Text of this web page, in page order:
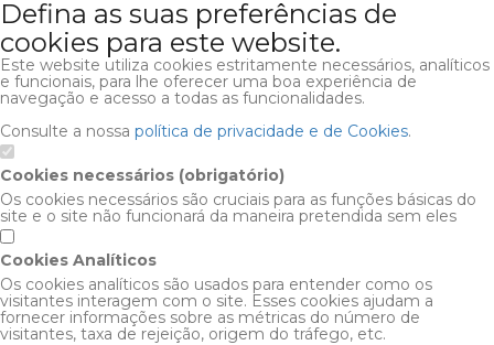
Defina as suas preferências de
cookies para este website.
Este website utiliza cookies estritamente necessários, analíticos
e funcionais, para lhe oferecer uma boa experiência de
navegação e acesso a todas as funcionalidades.
Consulte a nossa política de privacidade e de Cookies.
Cookies necessários (obrigatório)
Os cookies necessários são cruciais para as funções básicas do
site e o site não funcionará da maneira pretendida sem eles
Cookies Analíticos
Os cookies analíticos são usados para entender como os
visitantes interagem com o site. Esses cookies ajudam a
fornecer informações sobre as métricas do número de
visitantes, taxa de rejeição, origem do tráfego, etc.